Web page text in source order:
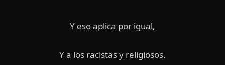
Y eso aplica por igual,
Y a los racistas y religiosos.